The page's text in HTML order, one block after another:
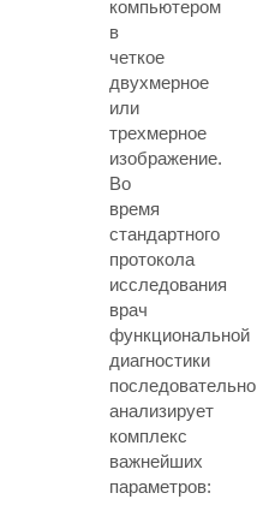
компьютером
в
четкое
двухмерное
или
трехмерное
изображение.
Во
время
стандартного
протокола
исследования
врач
функциональной
диагностики
последовательно
анализирует
комплекс
важнейших
параметров: